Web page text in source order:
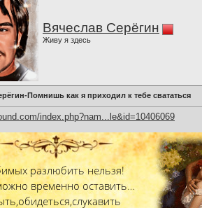
Вячеслав Серёгин
Живу я здесь
Помнишь как я приходил к тебе свататься
index.php?nam...le&id=10406069